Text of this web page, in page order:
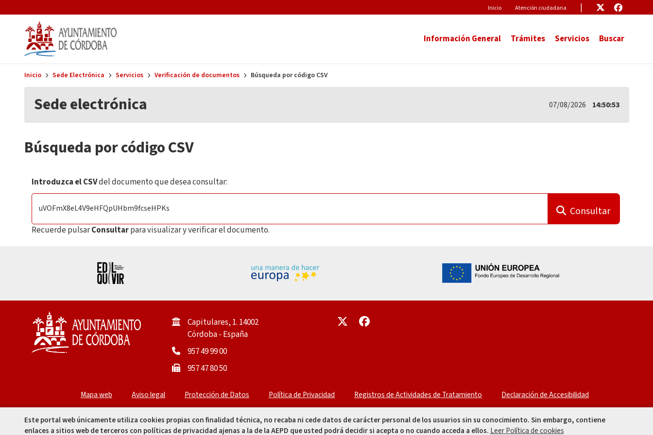
Pre-Header
Inicio Atención ciudadana EnlaceEnlace
Información General Trámites Servicios Buscar
Inicio Sede Electrónica Servicios Verificación de documentos Búsqueda por código CSV
Sede electrónica 07/08/2026 14:50:53
Búsqueda por código CSV
Introduzca el CSVdel documento que desea consultar:
Consultar
Recuerde pulsarConsultarpara visualizar y verificar el documento.
Capitulares, 1. 14002
Córdoba - España
957 49 99 00
957 47 80 50
Enlace
Mapa web Aviso legal Protección de Datos Política de Privacidad Registros de Actividades de Tratamiento Declaración de Accesibilidad
Este portal web únicamente utiliza cookies propias con finalidad técnica, no recaba ni cede datos de carácter personal de los usuarios sin su conocimiento. Sin embargo, contiene
enlaces a sitios web de terceros con políticas de privacidad ajenas a la de la AEPD que usted podrá decidir si acepta o no cuando acceda a ellos. Leer Política de cookies